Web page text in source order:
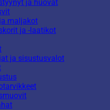
ja huovat
maljakot
ja -laatikot
ja sisustusvalot